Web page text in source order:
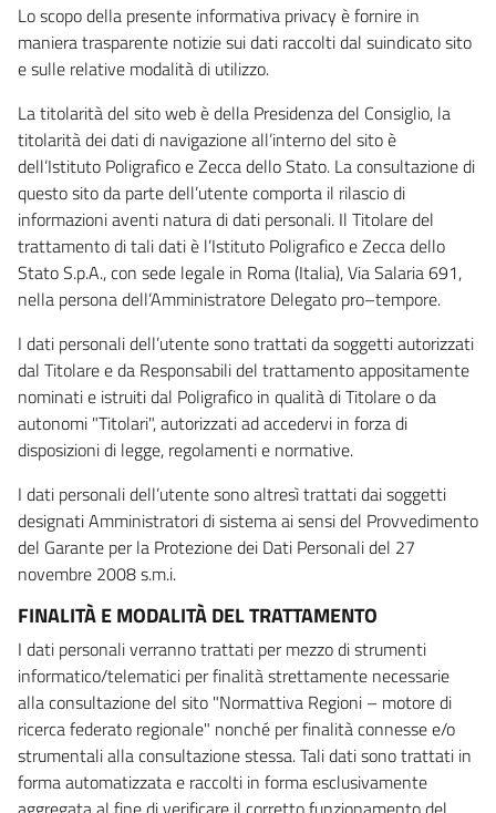
Lo scopo della presente informativa privacy è fornire in
maniera trasparente notizie sui dati raccolti dal suindicato sito
e sulle relative modalità di utilizzo.
La titolarità del sito web è della Presidenza del Consiglio, la
titolarità dei dati di navigazione all’interno del sito è
dell’Istituto Poligrafico e Zecca dello Stato. La consultazione di
questo sito da parte dell’utente comporta il rilascio di
informazioni aventi natura di dati personali. Il Titolare del
trattamento di tali dati è l’Istituto Poligrafico e Zecca dello
Stato S.p.A., con sede legale in Roma (Italia), Via Salaria 691,
nella persona dell’Amministratore Delegato pro–tempore.
I dati personali dell’utente sono trattati da soggetti autorizzati
dal Titolare e da Responsabili del trattamento appositamente
nominati e istruiti dal Poligrafico in qualità di Titolare o da
autonomi "Titolari", autorizzati ad accedervi in forza di
disposizioni di legge, regolamenti e normative.
I dati personali dell’utente sono altresì trattati dai soggetti
designati Amministratori di sistema ai sensi del Provvedimento
del Garante per la Protezione dei Dati Personali del 27
novembre 2008 s.m.i.
FINALITÀ E MODALITÀ DEL TRATTAMENTO
I dati personali verranno trattati per mezzo di strumenti
informatico/telematici per finalità strettamente necessarie
alla consultazione del sito "Normattiva Regioni – motore di
ricerca federato regionale" nonché per finalità connesse e/o
strumentali alla consultazione stessa. Tali dati sono trattati in
forma automatizzata e raccolti in forma esclusivamente